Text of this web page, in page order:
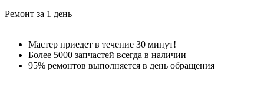
Ремонт за 1 день
Мастер приедет в течение 30 минут!
Более 5000 запчастей всегда в наличии
95% ремонтов выполняется в день обращения